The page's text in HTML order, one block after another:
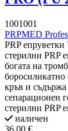
1001001
PRPMED
PRP
стерилни PRP
богата на
боросиликатно
кръв и съдържа
сепарационен
стерилни PRP
наличен